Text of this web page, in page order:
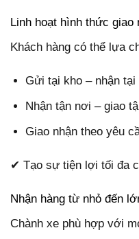
Linh hoạt hình thức giao
Khách hàng có thể lựa
Gửi tại kho – nhận tại
Nhận tận nơi – giao
Giao nhận theo yêu
✔ Tạo sự tiện lợi tối đa
Nhận hàng từ nhỏ đến
Chành xe phù hợp với